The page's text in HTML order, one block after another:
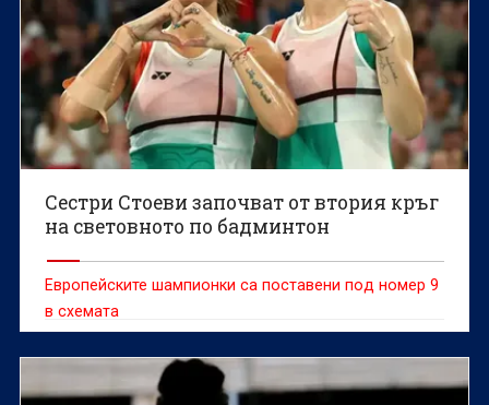
Сестри Стоеви започват от втория кръг
на световното по бадминтон
Европейските шампионки са поставени под номер 9
в схемата